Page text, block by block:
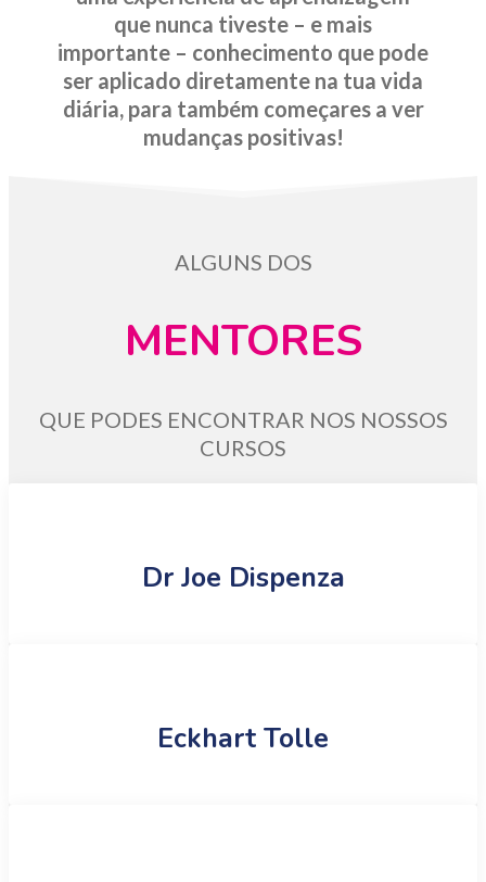
que nunca tiveste – e mais
importante – conhecimento que pode
ser aplicado diretamente na tua vida
diária, para também começares a ver
mudanças positivas!
ALGUNS DOS
MENTORES
QUE PODES ENCONTRAR NOS NOSSOS
CURSOS
Dr Joe Dispenza
Eckhart Tolle